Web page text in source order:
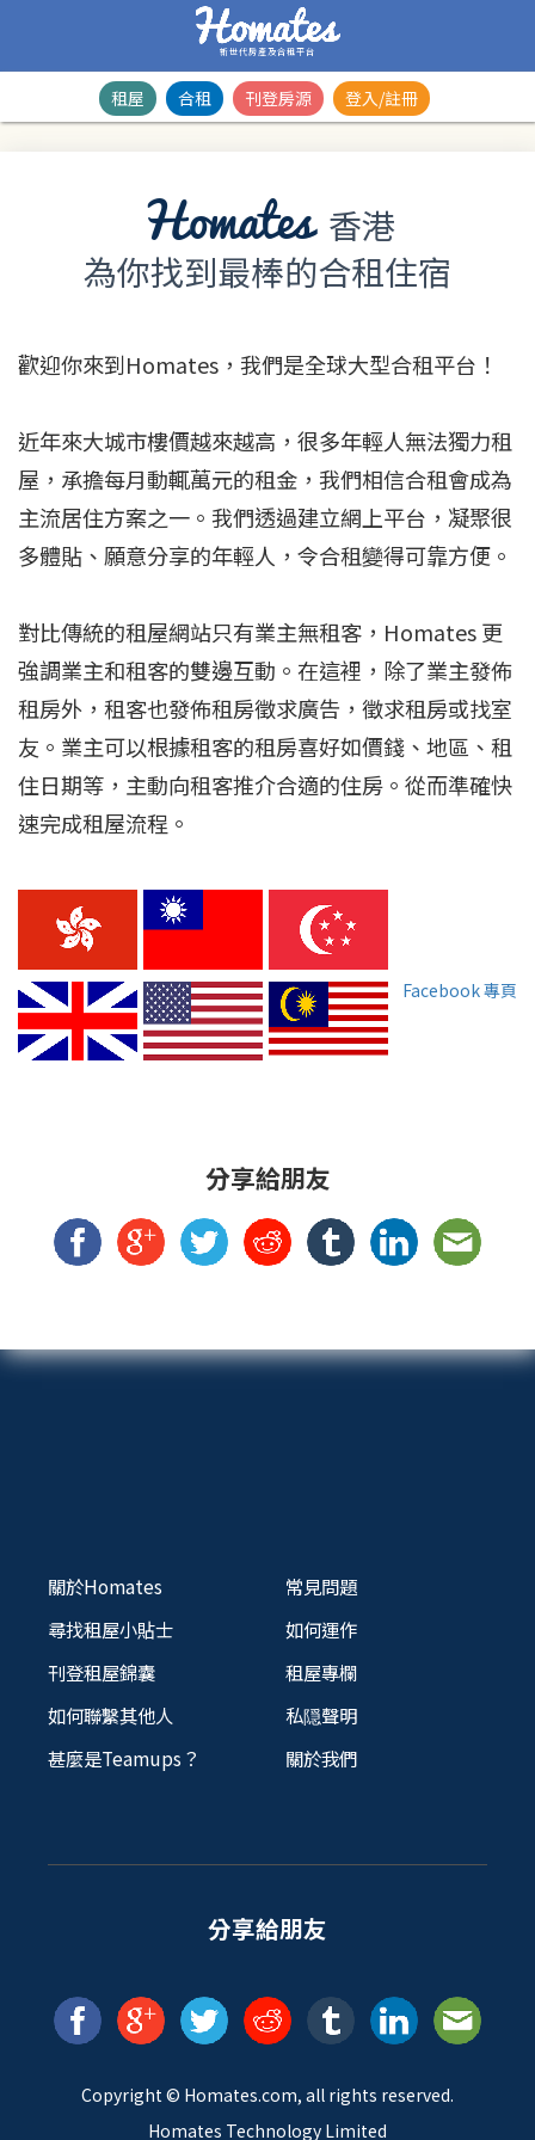
新世代房產及合租平台
租屋 合租 刊登房源 登入/註冊
Homates 香港
為你找到最棒的合租住宿
歡迎你來到Homates，我們是全球大型合租平台！
近年來大城市樓價越來越高，很多年輕人無法獨力租
屋，承擔每月動輒萬元的租金，我們相信合租會成為
主流居住方案之一。我們透過建立網上平台，凝聚很
多體貼、願意分享的年輕人，令合租變得可靠方便。
對比傳統的租屋網站只有業主無租客，Homates 更
強調業主和租客的雙邊互動。在這裡，除了業主發佈
租房外，租客也發佈租房徵求廣告，徵求租房或找室
友。業主可以根據租客的租房喜好如價錢、地區、租
住日期等，主動向租客推介合適的住房。從而準確快
Facebook 專頁
分享給朋友
關於Homates
尋找租屋小貼士
刊登租屋錦囊
如何聯繫其他人
甚麼是Teamups？
常見問題
如何運作
租屋專欄
私隠聲明
關於我們
分享給朋友
Copyright © Homates.com, all rights reserved.
Homates Technology Limited